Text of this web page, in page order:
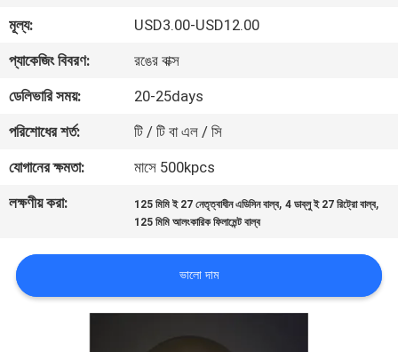
মান
নিয়ন্ত্রণ
যোগাযোগ
করুন
উদ্ধৃতির
আবেদন
মূল্য:
USD3.00-USD12.00
প্যাকেজিং বিবরণ:
রঙের বাক্স
ডেলিভারি সময়:
20-25days
পরিশোধের শর্ত:
টি / টি বা এল / সি
যোগানের ক্ষমতা:
মাসে 500kpcs
লক্ষণীয় করা:
125 মিমি ই 27 নেতৃত্বাধীন এডিসিন বাল্ব,4 ডাব্লু ই 27 রিট্রো বাল্ব,
125 মিমি আলংকারিক ফিলামেন্ট বাল্ব
ভালো দাম